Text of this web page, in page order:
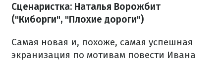
Сценаристка: Наталья Ворожбит
("Киборги", "Плохие дороги")
Самая новая и, похоже, самая успешная
экранизация по мотивам повести Ивана